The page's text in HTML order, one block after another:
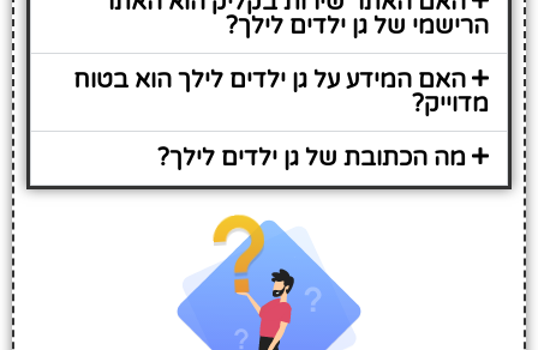
הרישמי של גן ילדים לילך?
האם המידע על גן ילדים לילך הוא בטוח
מדוייק?
מה הכתובת של גן ילדים לילך?